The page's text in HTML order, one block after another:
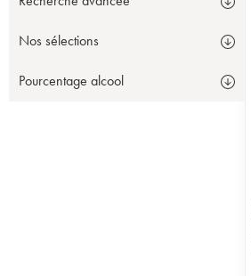
Nos sélections
Pourcentage alcool